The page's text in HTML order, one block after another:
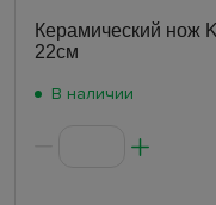
Керамический нож
22см
В наличии